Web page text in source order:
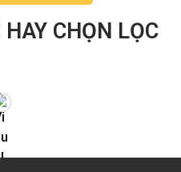
CHỌN LỌC